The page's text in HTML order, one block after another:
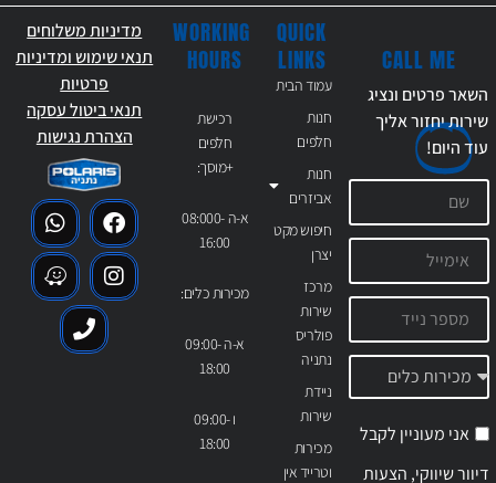
QUICK
LINKS
עמוד הבית
חנות
חלפים
חנות
אביזרים
חיפוש מקט
יצרן
מרכז
שירות
פולריס
נתניה
ניידת
שירות
מכירות
וטרייד אין
WORKING
HOURS
רכישת
חלפים
+מוסך:
א-ה 08:000-
16:00
מכירות כלים:
א-ה 09:00-
18:00
ו 09:00-
18:00
CALL ME
השאר פרטים ונציג
שירות יחזור אליך
עודהיום!
אני מעוניין לקבל
דיוור שיווקי, הצעות
מדיניות משלוחים
תנאי שימוש ומדיניות
פרטיות
תנאי ביטול עסקה
הצהרת נגישות